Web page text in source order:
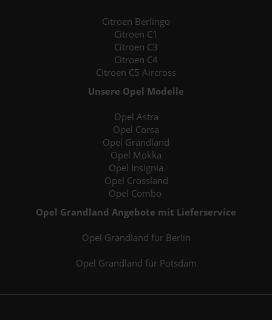
Citroen Berlingo
Citroen C1
Citroen C3
Citroen C4
Citroen C5 Aircross
Unsere Opel Modelle
Opel Astra
Opel Corsa
Opel Grandland
Opel Mokka
Opel Insignia
Opel Crossland
Opel Combo
Opel Grandland Angebote mit Lieferservice
Opel Grandland für Berlin
Opel Grandland für Potsdam